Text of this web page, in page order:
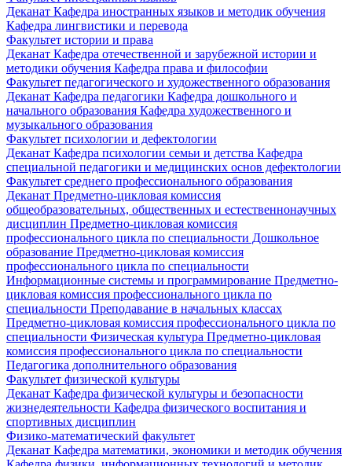
Деканат Кафедра иностранных языков и методик обучения
Кафедра лингвистики и перевода
Факультет истории и права
Деканат Кафедра отечественной и зарубежной истории и
методики обучения Кафедра права и философии
Факультет педагогического и художественного образования
Деканат Кафедра педагогики Кафедра дошкольного и
начального образования Кафедра художественного и
музыкального образования
Факультет психологии и дефектологии
Деканат Кафедра психологии семьи и детства Кафедра
специальной педагогики и медицинских основ дефектологии
Факультет среднего профессионального образования
Деканат Предметно-цикловая комиссия
общеобразовательных, общественных и естественнонаучных
дисциплин Предметно-цикловая комиссия
профессионального цикла по специальности Дошкольное
образование Предметно-цикловая комиссия
профессионального цикла по специальности
Информационные системы и программирование Предметно-
цикловая комиссия профессионального цикла по
специальности Преподавание в начальных классах
Предметно-цикловая комиссия профессионального цикла по
специальности Физическая культура Предметно-цикловая
комиссия профессионального цикла по специальности
Педагогика дополнительного образования
Факультет физической культуры
Деканат Кафедра физической культуры и безопасности
жизнедеятельности Кафедра физического воспитания и
спортивных дисциплин
Физико-математический факультет
Деканат Кафедра математики, экономики и методик обучения